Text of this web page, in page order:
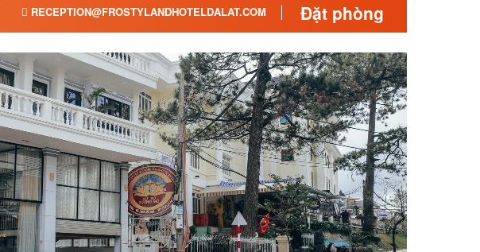
RECEPTION@FROSTYLANDHOTELDALAT.COM Đặt phòng